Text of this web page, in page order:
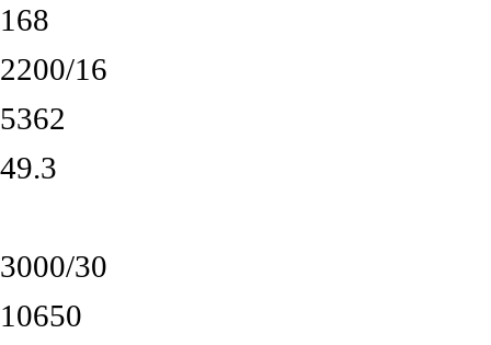
168
2200/16
5362
49.3
3000/30
10650